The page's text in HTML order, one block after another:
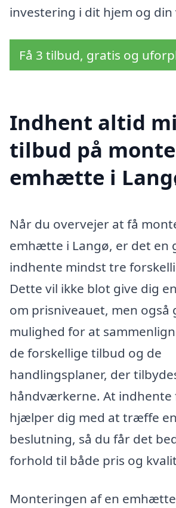
investering i dit hjem og
Få 3 tilbud, gratis og
Indhent altid
tilbud på
emhætte i
Når du overvejer at få
emhætte i Langø, er det en
indhente mindst tre
Dette vil ikke blot give dig
om prisniveauet, men også
mulighed for at
de forskellige tilbud og de
handlingsplaner, der
håndværkerne. At indhente
hjælper dig med at træffe
beslutning, så du får det
forhold til både pris og
Monteringen af en